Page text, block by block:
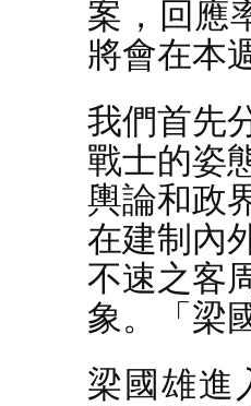
案，回應
將會在本
我們首先
戰士的姿
輿論和政
在建制內
不速之客
象。「梁
梁國雄進